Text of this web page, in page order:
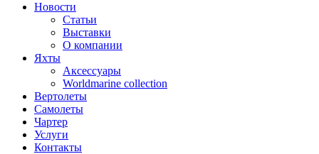
Новости
Статьи
Выставки
О компании
Яхты
Аксессуары
Worldmarine collection
Вертолеты
Самолеты
Чартер
Услуги
Контакты